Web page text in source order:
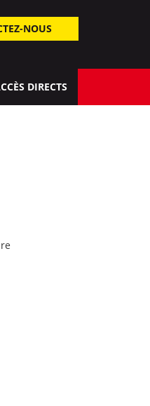
NOUS
DIRECTS